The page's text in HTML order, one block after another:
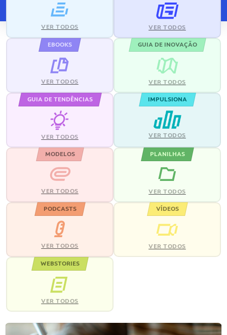
VER TODOS VER TODOS
EBOOKS
VER TODOS
GUIA DE INOVAÇÃO
VER TODOS
GUIA DE TENDÊNCIAS
VER TODOS
IMPULSIONA
VER TODOS
MODELOS
VER TODOS
PLANILHAS
VER TODOS
PODCASTS
VER TODOS
VÍDEOS
VER TODOS
WEBSTORIES
VER TODOS